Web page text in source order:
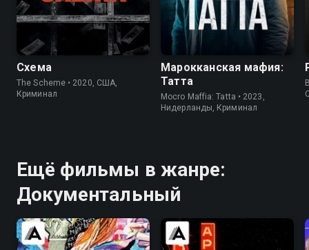
7.2 7.1
Схема
The Scheme • 2020, США,
Криминал
7.4 7.4
Марокканская мафия:
Татта
Mocro Maffia: Tatta • 2023,
Нидерланды, Криминал
Ещё фильмы в жанре:
Документальный